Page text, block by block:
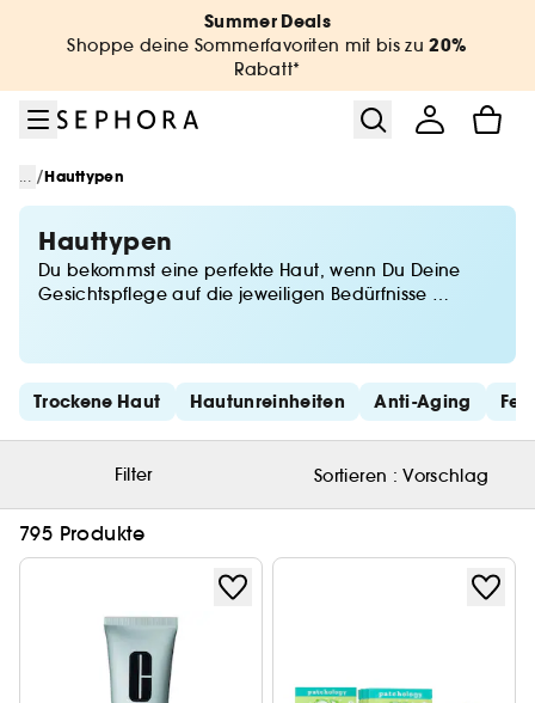
Summer Deals
Shoppe deine Sommerfavoriten mit bis zu20%
Rabatt*
... /Hauttypen
Hauttypen
Du bekommst eine perfekte Haut, wenn Du Deine
Gesichtspflege auf die jeweiligen Bedürfnisse
eine Anti-Falten-Creme braucht - Sephora findet die
passende Antwort für Dich mit den besten
Gesichtspflege-Produkten für empfindliche, trockene,
fettige oder Mischhaut.
Schnelllinks überspringen
Trockene Haut Hautunreinheiten Anti-Aging
Filter Sortieren :Vorschlag
795 Produkte